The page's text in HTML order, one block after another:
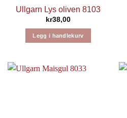
Ullgarn Lys oliven 8103
kr38,00
Legg i handlekurv